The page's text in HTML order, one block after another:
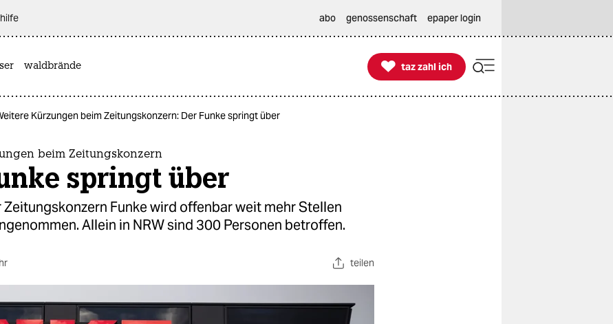
abo genossenschaft epaper login
waldbrände 
taz zahl ich
taz zahl ich
Kürzungen beim Zeitungskonzern: Der Funke springt über
beim Zeitungskonzern
springt über
Zeitungskonzern Funke wird offenbar weit mehr Stellen
Allein in NRW sind 300 Personen betroffen.
teilen